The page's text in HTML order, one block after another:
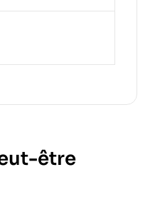
être